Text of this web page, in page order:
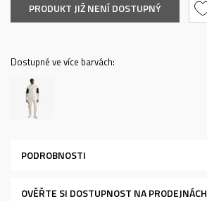
PRODUKT JIŽ NENÍ DOSTUPNÝ
Dostupné ve více barvách:
PODROBNOSTI
OVĚŘTE SI DOSTUPNOST NA PRODEJNÁCH